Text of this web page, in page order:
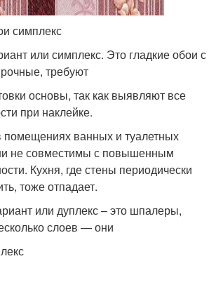
симплекс
или симплекс. Это гладкие обои с
требуют
основы, так как выявляют все
при наклейке.
ванных и туалетных
не совместимы с повышенным
Кухня, где стены периодически
тоже отпадает.
или дуплекс – это шпалеры,
слоев — они